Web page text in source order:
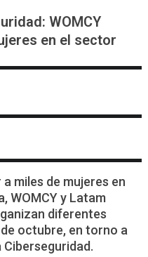
WOMCY
en el sector
miles de mujeres en
WOMCY y Latam
diferentes
octubre, en torno a
Ciberseguridad.